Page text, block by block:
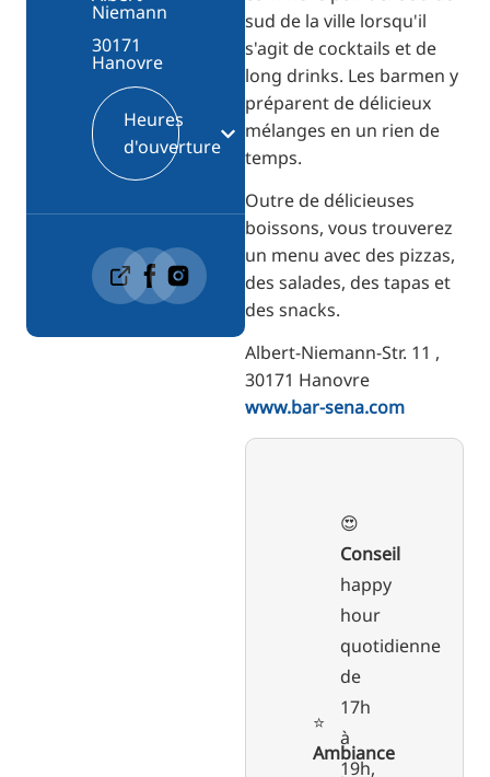
KO
JA
BG
sud de la ville lorsqu'il
s'agit de cocktails et de
long drinks. Les barmen y
préparent de délicieux
mélanges en un rien de
temps.
Outre de délicieuses
boissons, vous trouverez
un menu avec des pizzas,
des salades, des tapas et
des snacks.
Albert-Niemann-Str. 11 ,
30171 Hanovre
www.bar-sena.com
⭐️
Ambiance
😍
Conseil
happy
hour
quotidienne
de
17h
à
19h,
Niemann
30171
Hanovre
Heures
d'ouverture